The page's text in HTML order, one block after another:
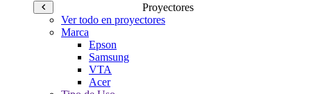
Proyectores
Ver todo en proyectores
Marca
Epson
Samsung
VTA
Acer